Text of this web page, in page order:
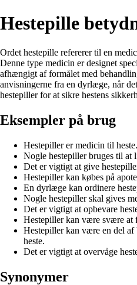
Hestepille
Ordet hestepille refererer til en
Denne type medicin er designet
afhængigt af formålet med
anvisningerne fra en dyrlæge, når
hestepiller for at sikre hestens
Eksempler på brug
Hestepiller er medicin til heste.
Nogle hestepiller bruges til at
Det er vigtigt at give
Hestepiller kan købes på
En dyrlæge kan ordinere
Nogle hestepiller skal gives
Det er vigtigt at opbevare
Hestepiller kan være svære at
Hestepiller kan være en del af
heste.
Det er vigtigt at overvåge
Synonymer